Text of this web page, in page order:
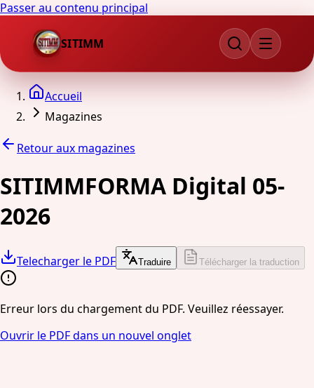
Passer au contenu principal
SITIMM
Accueil
Magazines
Retour aux magazines
SITIMMFORMA Digital 05-
2026
Telecharger le PDF Traduire Télécharger la traduction
Erreur lors du chargement du PDF. Veuillez réessayer.
Ouvrir le PDF dans un nouvel onglet